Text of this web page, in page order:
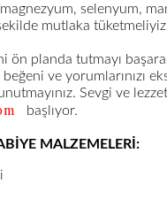
selenyum,
mutlaka tüketmeliyiz.
ön planda tutmayı
ve yorumlarınızı
Sevgi ve
başlıyor.
MALZEMELERİ: